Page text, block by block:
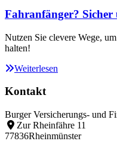
Fahranfänger? Sicher
Nutzen Sie clevere Wege,
halten!
Weiterlesen
Kontakt
Burger Versicherungs- und
Zur Rheinfähre 11
77836Rheinmünster